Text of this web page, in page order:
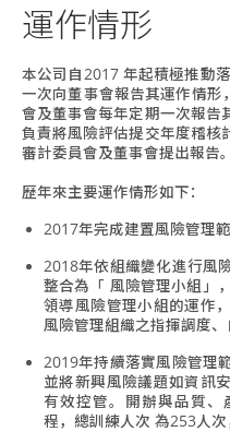
運作情形
本公司自2017 年起積極推動
一次向董事會報告其運作情形
會及董事會每年定期一次報告
負責將風險評估提交年度稽核
審計委員會及董事會提出報告。
歷年來主要運作情形如下：
2017年完成建置風險管理
2018年依組織變化進行風
整合為「 風險管理小組」
領導風險管理小組的運作
風險管理組織之指揮調度、
2019年持續落實風險管理
並將新興風險議題如資訊
有效控管。開辦與品質
程，總訓練人次 為253人次